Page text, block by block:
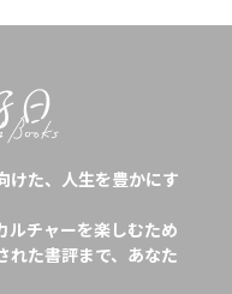
けた、人生を豊かにす
ルチャーを楽しむため
れた書評まで、あなた